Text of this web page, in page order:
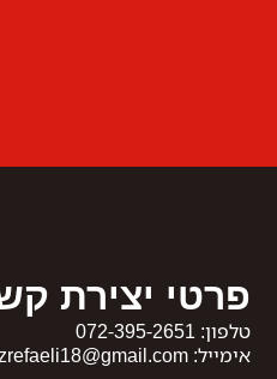
פרטי יצירת
טלפון:072-395-2651
אימייל: